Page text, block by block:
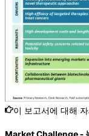
이 보고서에 대해